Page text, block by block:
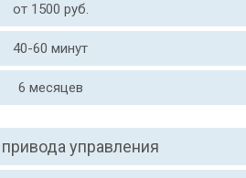
от 1500 руб.
40-60 минут
6 месяцев
управления